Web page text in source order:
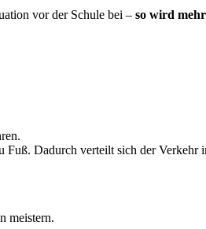
vor der Schu­le bei – so wird
Da­durch ver­teilt sich der Ver­kehr
meis­tern.